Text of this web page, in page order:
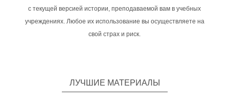
с текущей версией истории, преподаваемой вам в учебных
учреждениях. Любое их использование вы осуществляете на
свой страх и риск.
ЛУЧШИЕ МАТЕРИАЛЫ